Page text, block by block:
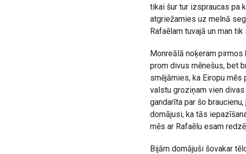
tikai šur tur izspraucas pa
atgriežamies uz melnā
Rafaēlam tuvajā un man
Monreālā noķeram pirmos
prom divus mēnešus, bet
smējāmies, ka Eiropu mēs
valstu groziņam vien divas
gandarīta par šo
domājusi, ka tās
mēs ar Rafaēlu esam
Bijām domājuši šovakar